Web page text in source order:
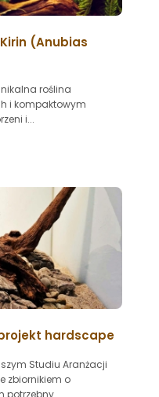
(Anubias
roślina
i kompaktowym
i...
hardscape
Studiu Aranżacji
zbiornikiem o